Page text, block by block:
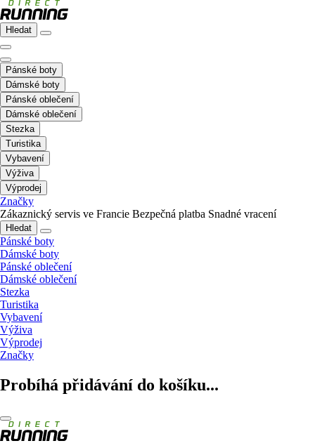
Hledat
Pánské boty
Dámské boty
Pánské oblečení
Dámské oblečení
Stezka
Turistika
Vybavení
Výživa
Výprodej
Značky
Zákaznický servis ve Francie Bezpečná platba Snadné vracení
Hledat
Pánské boty
Dámské boty
Pánské oblečení
Dámské oblečení
Stezka
Turistika
Vybavení
Výživa
Výprodej
Značky
Probíhá přidávání do košíku...